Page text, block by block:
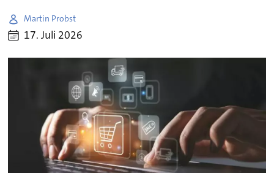
Martin Probst
17. Juli 2026